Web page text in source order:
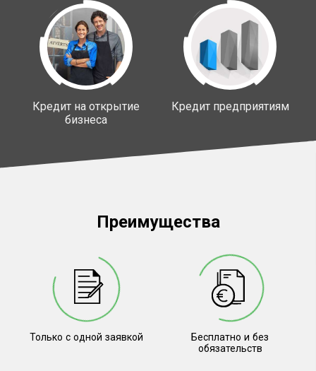
Кредит на открытие
бизнеса
Кредит предприятиям
Преимущества
Только с одной заявкой
Бесплатно и без
обязательств